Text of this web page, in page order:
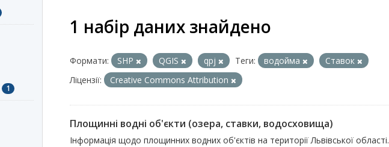
1
1 набір даних знайдено
Формати: SHP QGIS qpj Теги: водойма
Ставок
Ліцензії:
Creative Commons Attribution
Площинні водні об'єкти (озера, ставки, водосховища)
Інформація щодо площинних водних об'єктів на території Львівської області.